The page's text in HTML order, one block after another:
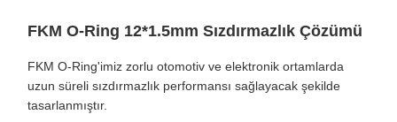
FKM O-Ring 12*1.5mm Sızdırmazlık Çözümü
FKM O-Ring'imiz zorlu otomotiv ve elektronik ortamlarda
uzun süreli sızdırmazlık performansı sağlayacak şekilde
tasarlanmıştır.